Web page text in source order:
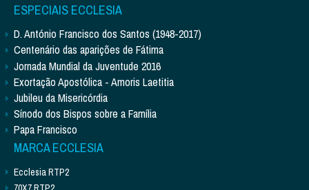
ESPECIAIS ECCLESIA
D. António Francisco dos Santos (1948-2017)
Centenário das aparições de Fátima
Jornada Mundial da Juventude 2016
Exortação Apostólica - Amoris Laetitia
Jubileu da Misericórdia
Sínodo dos Bispos sobre a Família
Papa Francisco
MARCA ECCLESIA
Ecclesia RTP2